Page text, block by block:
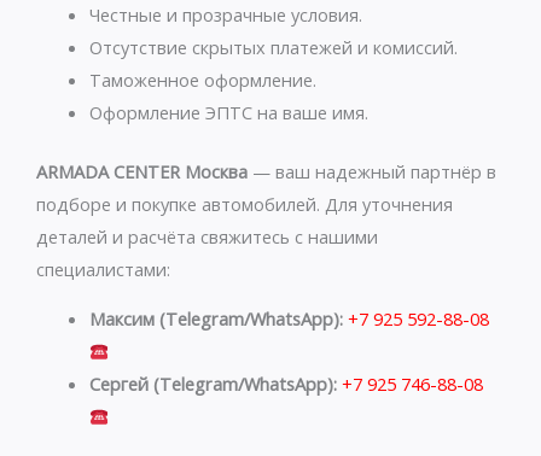
p
p
a
m
Честные и прозрачные условия.
Отсутствие скрытых платежей и комиссий.
Таможенное оформление.
Оформление ЭПТС на ваше имя.
ARMADA CENTER Москва — ваш надежный партнёр в
подборе и покупке автомобилей. Для уточнения
деталей и расчёта свяжитесь с нашими
специалистами:
Максим (Telegram/WhatsApp): +7 925 592-88-08
Сергей (Telegram/WhatsApp): +7 925 746-88-08